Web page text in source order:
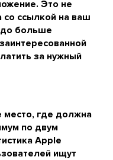
Это не
ссылкой на ваш
больше
за нужный
место, где должна
по двум
Apple
ищут